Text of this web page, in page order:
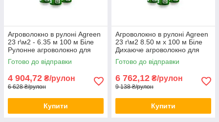
Агроволокно в рулоні Agreen
23 г\м2 - 6.35 м 100 м Біле
Рулонне агроволокно для
теплиці Біле агрополотно
Готово до відправки
4 904,72 ₴/рулон
6 628 ₴/рулон
Купити
Агроволокно в рулоні Agreen
23 г\м2 8.50 м х 100 м Біле
Дихаюче агроволокно для
саду Агрополотно для дачі
Готово до відправки
6 762,12 ₴/рулон
9 138 ₴/рулон
Купити